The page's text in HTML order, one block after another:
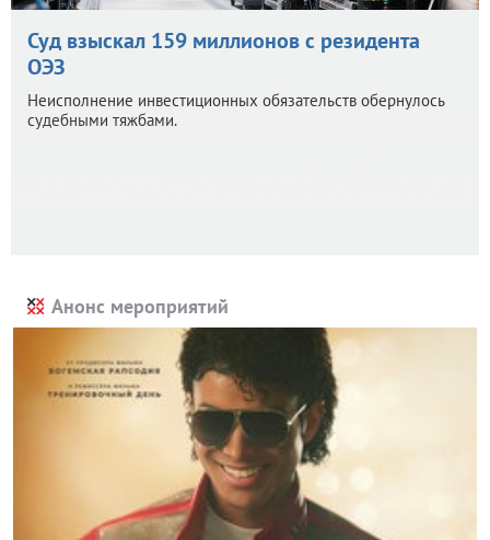
Суд взыскал 159 миллионов с резидента
ОЭЗ
Неисполнение инвестиционных обязательств обернулось
судебными тяжбами.
Анонс мероприятий